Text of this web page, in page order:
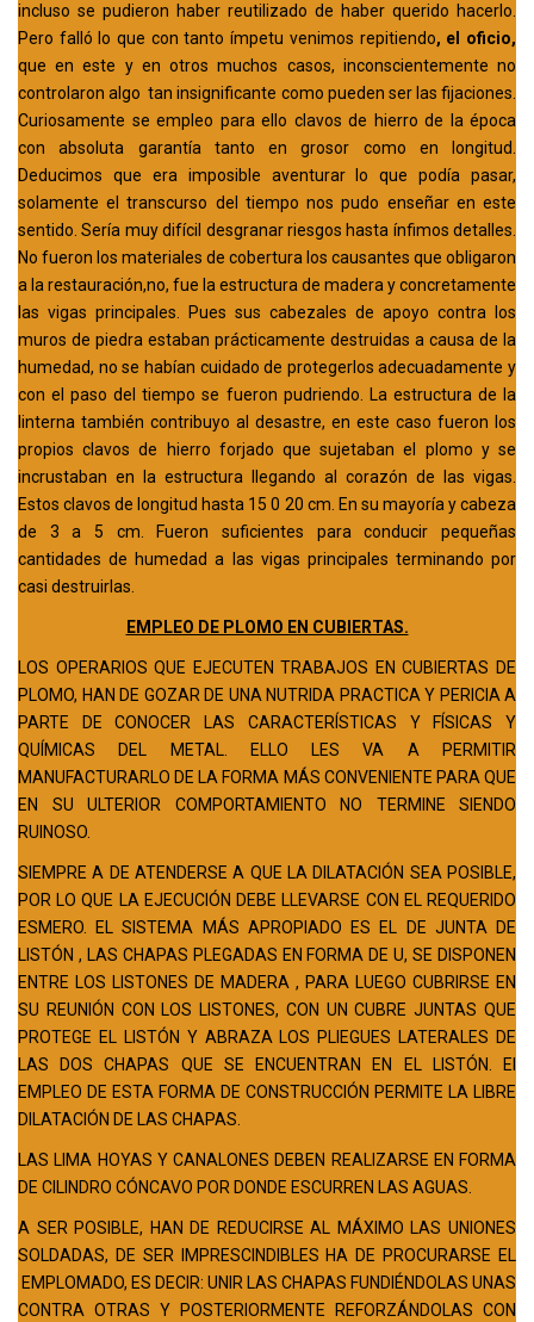
incluso se pudieron haber reutilizado de haber querido hacerlo.
Pero falló lo que con tanto ímpetu venimos repitiendo, el oficio,
que en este y en otros muchos casos, inconscientemente no
controlaron algo tan insignificante como pueden ser las fijaciones.
Curiosamente se empleo para ello clavos de hierro de la época
con absoluta garantía tanto en grosor como en longitud.
Deducimos que era imposible aventurar lo que podía pasar,
solamente el transcurso del tiempo nos pudo enseñar en este
sentido. Sería muy difícil desgranar riesgos hasta ínfimos detalles.
No fueron los materiales de cobertura los causantes que obligaron
a la restauración,no, fue la estructura de madera y concretamente
las vigas principales. Pues sus cabezales de apoyo contra los
muros de piedra estaban prácticamente destruidas a causa de la
humedad, no se habían cuidado de protegerlos adecuadamente y
con el paso del tiempo se fueron pudriendo. La estructura de la
linterna también contribuyo al desastre, en este caso fueron los
propios clavos de hierro forjado que sujetaban el plomo y se
incrustaban en la estructura llegando al corazón de las vigas.
Estos clavos de longitud hasta 15 0 20 cm. En su mayoría y cabeza
de 3 a 5 cm. Fueron suficientes para conducir pequeñas
cantidades de humedad a las vigas principales terminando por
casi destruirlas.
EMPLEO DE PLOMO EN CUBIERTAS.
LOS OPERARIOS QUE EJECUTEN TRABAJOS EN CUBIERTAS DE
PLOMO, HAN DE GOZAR DE UNA NUTRIDA PRACTICA Y PERICIA A
PARTE DE CONOCER LAS CARACTERÍSTICAS Y FÍSICAS Y
QUÍMICAS DEL METAL. ELLO LES VA A PERMITIR
MANUFACTURARLO DE LA FORMA MÁS CONVENIENTE PARA QUE
EN SU ULTERIOR COMPORTAMIENTO NO TERMINE SIENDO
RUINOSO.
SIEMPRE A DE ATENDERSE A QUE LA DILATACIÓN SEA POSIBLE,
POR LO QUE LA EJECUCIÓN DEBE LLEVARSE CON EL REQUERIDO
ESMERO. EL SISTEMA MÁS APROPIADO ES EL DE JUNTA DE
LISTÓN , LAS CHAPAS PLEGADAS EN FORMA DE U, SE DISPONEN
ENTRE LOS LISTONES DE MADERA , PARA LUEGO CUBRIRSE EN
SU REUNIÓN CON LOS LISTONES, CON UN CUBRE JUNTAS QUE
PROTEGE EL LISTÓN Y ABRAZA LOS PLIEGUES LATERALES DE
LAS DOS CHAPAS QUE SE ENCUENTRAN EN EL LISTÓN. El
EMPLEO DE ESTA FORMA DE CONSTRUCCIÓN PERMITE LA LIBRE
DILATACIÓN DE LAS CHAPAS.
LAS LIMA HOYAS Y CANALONES DEBEN REALIZARSE EN FORMA
DE CILINDRO CÓNCAVO POR DONDE ESCURREN LAS AGUAS.
A SER POSIBLE, HAN DE REDUCIRSE AL MÁXIMO LAS UNIONES
SOLDADAS, DE SER IMPRESCINDIBLES HA DE PROCURARSE EL
EMPLOMADO, ES DECIR: UNIR LAS CHAPAS FUNDIÉNDOLAS UNAS
CONTRA OTRAS Y POSTERIORMENTE REFORZÁNDOLAS CON